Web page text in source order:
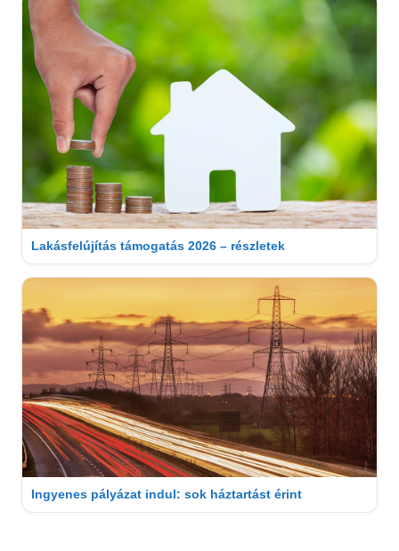
Lakásfelújítás támogatás 2026 – részletek
Ingyenes pályázat indul: sok háztartást érint